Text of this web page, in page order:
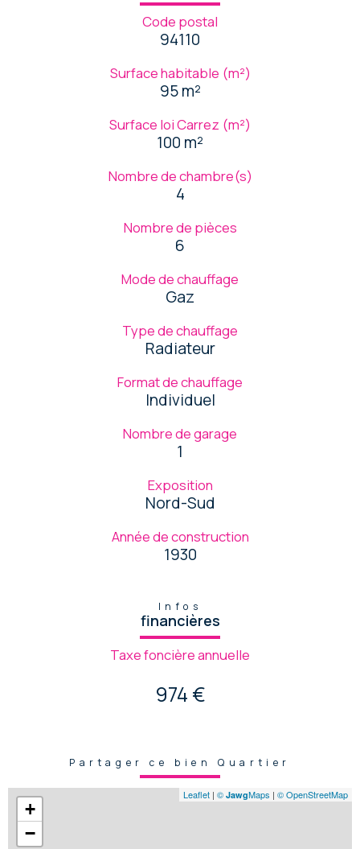
Code postal
94110
Surface habitable (m²)
95 m²
Surface loi Carrez (m²)
100 m²
Nombre de chambre(s)
4
Nombre de pièces
6
Mode de chauffage
Gaz
Type de chauffage
Radiateur
Format de chauffage
Individuel
Nombre de garage
1
Exposition
Nord-Sud
Année de construction
1930
Infos
financières
Taxe foncière annuelle
974 €
Partager ce bien Quartier
+
−
Leaflet | © JawgMaps | © OpenStreetMap